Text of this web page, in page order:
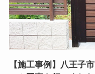
【施工事例】八王子